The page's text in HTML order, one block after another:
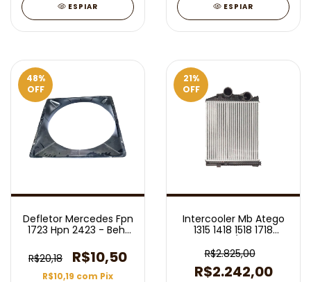
ESPIAR ESPIAR
48%
OFF
Defletor Mercedes Fpn
1723 Hpn 2423 - Behr
R$20,18
R$10,50
R$10,19 com Pix
21%
OFF
Intercooler Mb Atego
1315 1418 1518 1718
R$2.825,00
R$2.242,00